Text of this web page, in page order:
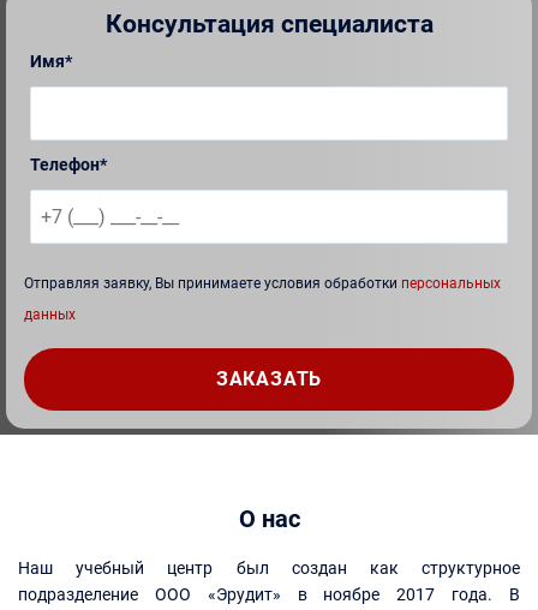
Консультация специалиста
Имя*
Телефон*
Отправляя заявку, Вы принимаете условия обработки персональных
данных
О нас
Наш учебный центр был создан как структурное
подразделение ООО «Эрудит» в ноябре 2017 года. В